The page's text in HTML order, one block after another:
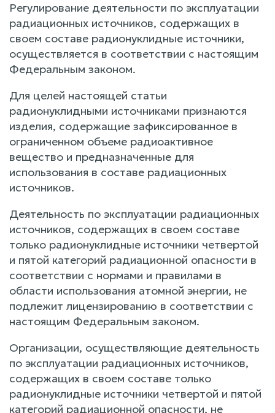
Регулирование деятельности по эксплуатации
радиационных источников, содержащих в
своем составе радионуклидные источники,
осуществляется в соответствии с настоящим
Федеральным законом.
Для целей настоящей статьи
радионуклидными источниками признаются
изделия, содержащие зафиксированное в
ограниченном объеме радиоактивное
вещество и предназначенные для
использования в составе радиационных
источников.
Деятельность по эксплуатации радиационных
источников, содержащих в своем составе
только радионуклидные источники четвертой
и пятой категорий радиационной опасности в
соответствии с нормами и правилами в
области использования атомной энергии, не
подлежит лицензированию в соответствии с
настоящим Федеральным законом.
Организации, осуществляющие деятельность
по эксплуатации радиационных источников,
содержащих в своем составе только
радионуклидные источники четвертой и пятой
категорий радиационной опасности, не